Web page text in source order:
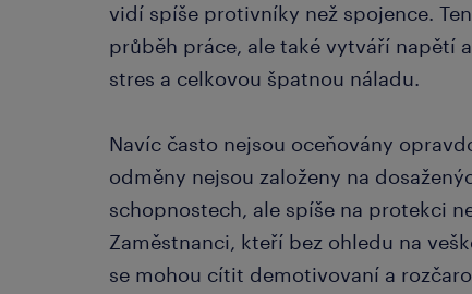
vidí spíše protivníky než spojence.
průběh práce, ale také vytváří napětí
stres a celkovou špatnou náladu.
Navíc často nejsou oceňovány
odměny nejsou založeny na
schopnostech, ale spíše na protekci
Zaměstnanci, kteří bez ohledu na
se mohou cítit demotivovaní a